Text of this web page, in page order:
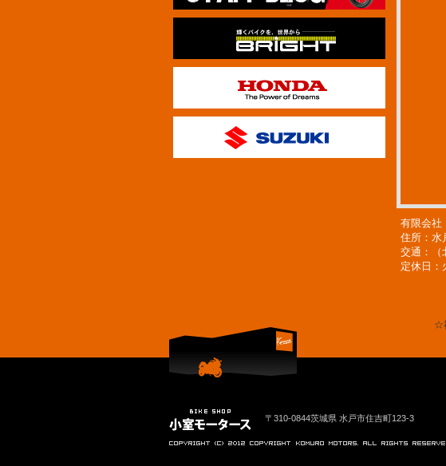
有限会
住所：
交通：（
定休日：
☆
〒310-0844茨城県 水戸市住吉町123-3